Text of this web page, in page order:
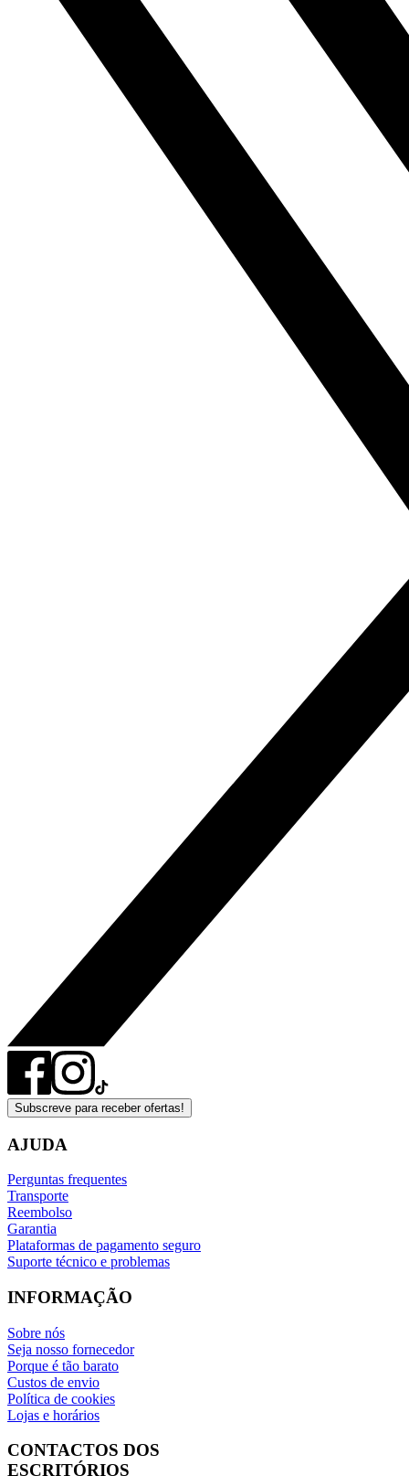
Subscreve para receber ofertas!
AJUDA
Perguntas frequentes
Transporte
Reembolso
Garantia
Plataformas de pagamento seguro
Suporte técnico e problemas
INFORMAÇÃO
Sobre nós
Seja nosso fornecedor
Porque é tão barato
Custos de envio
Política de cookies
Lojas e horários
CONTACTOS DOS
ESCRITÓRIOS